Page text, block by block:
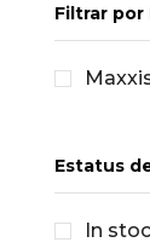
Filtrar por
Estatus
In